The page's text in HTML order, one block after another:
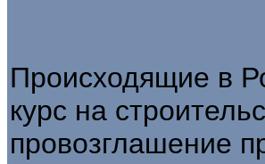
Происходящие в
курс на
провозглашение